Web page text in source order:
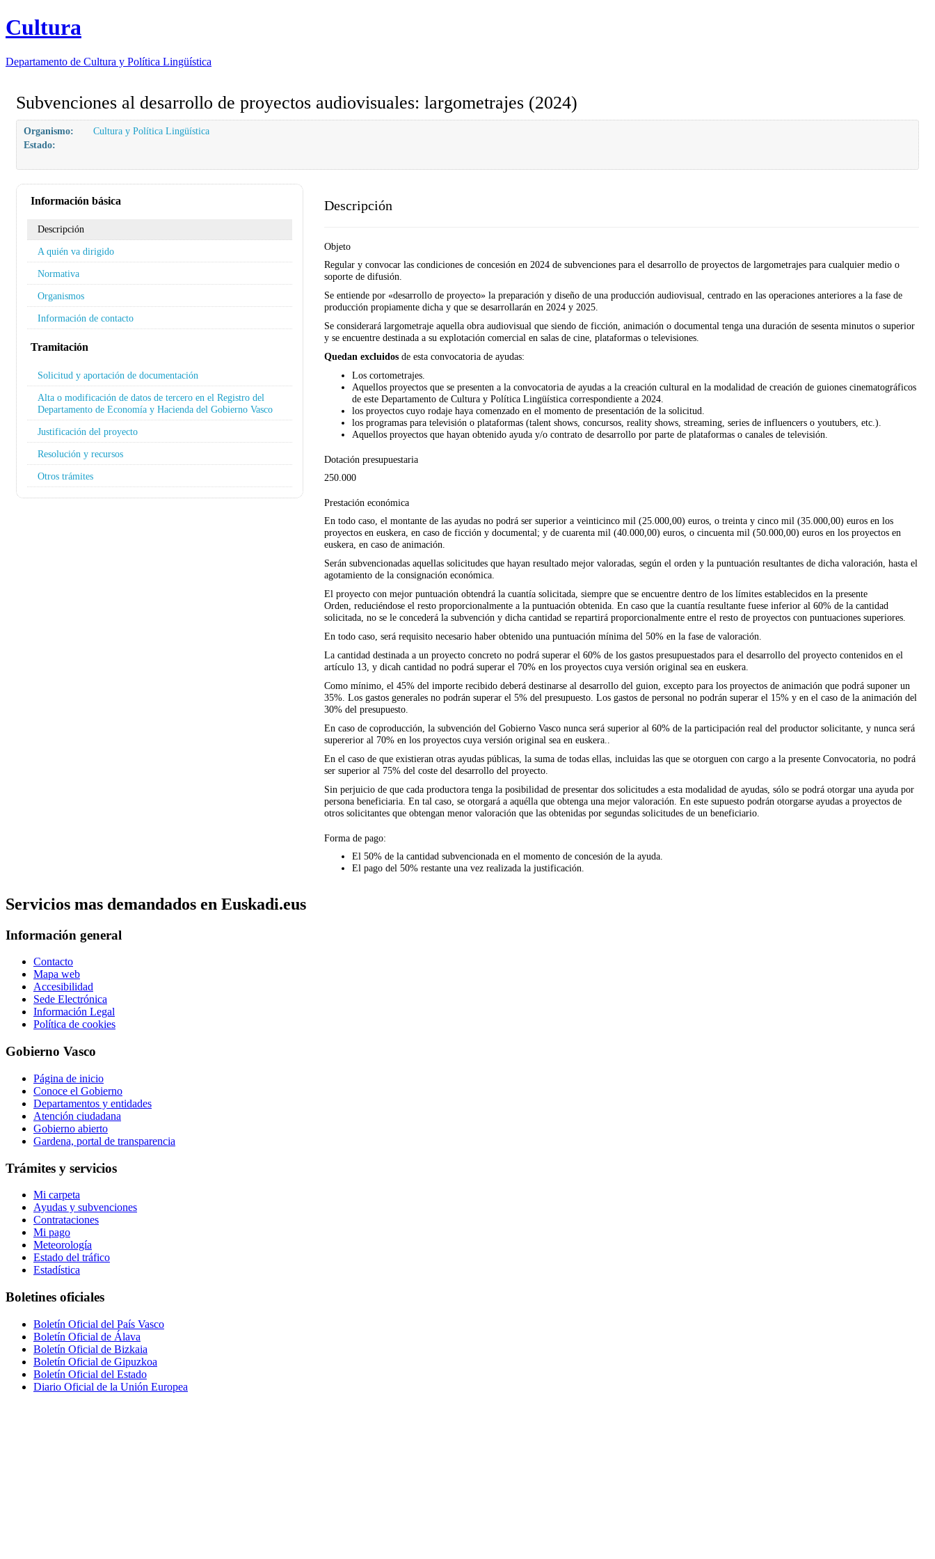
Cultura
Departamento de Cultura y Política Lingüística
Subvenciones al desarrollo de proyectos audiovisuales: largometrajes (2024)
Organismo:
Cultura y Política Lingüística
Estado:
Información básica
Descripción
A quién va dirigido
Normativa
Organismos
Información de contacto
Tramitación
Solicitud y aportación de documentación
Alta o modificación de datos de tercero en el Registro del
Departamento de Economía y Hacienda del Gobierno Vasco
Justificación del proyecto
Resolución y recursos
Otros trámites
Descripción
Objeto
Regular y convocar las condiciones de concesión en 2024 de subvenciones para el desarrollo de proyectos de largometrajes para cualquier medio o
soporte de difusión.
Se entiende por «desarrollo de proyecto» la preparación y diseño de una producción audiovisual, centrado en las operaciones anteriores a la fase de
producción propiamente dicha y que se desarrollarán en 2024 y 2025.
Se considerará largometraje aquella obra audiovisual que siendo de ficción, animación o documental tenga una duración de sesenta minutos o superior
y se encuentre destinada a su explotación comercial en salas de cine, plataformas o televisiones.
Quedan excluidosde esta convocatoria de ayudas:
Los cortometrajes.
Aquellos proyectos que se presenten a la convocatoria de ayudas a la creación cultural en la modalidad de creación de guiones cinematográficos
de este Departamento de Cultura y Política Lingüística correspondiente a 2024.
los proyectos cuyo rodaje haya comenzado en el momento de presentación de la solicitud.
los programas para televisión o plataformas (talent shows, concursos, reality shows, streaming, series de influencers o youtubers, etc.).
Aquellos proyectos que hayan obtenido ayuda y/o contrato de desarrollo por parte de plataformas o canales de televisión.
Dotación presupuestaria
250.000
Prestación económica
En todo caso, el montante de las ayudas no podrá ser superior a veinticinco mil (25.000,00) euros, o treinta y cinco mil (35.000,00) euros en los
proyectos en euskera, en caso de ficción y documental; y de cuarenta mil (40.000,00) euros, o cincuenta mil (50.000,00) euros en los proyectos en
euskera, en caso de animación.
Serán subvencionadas aquellas solicitudes que hayan resultado mejor valoradas, según el orden y la puntuación resultantes de dicha valoración, hasta el
agotamiento de la consignación económica.
El proyecto con mejor puntuación obtendrá la cuantía solicitada, siempre que se encuentre dentro de los límites establecidos en la presente
Orden, reduciéndose el resto proporcionalmente a la puntuación obtenida. En caso que la cuantía resultante fuese inferior al 60% de la cantidad
solicitada, no se le concederá la subvención y dicha cantidad se repartirá proporcionalmente entre el resto de proyectos con puntuaciones superiores.
En todo caso, será requisito necesario haber obtenido una puntuación mínima del 50% en la fase de valoración.
La cantidad destinada a un proyecto concreto no podrá superar el 60% de los gastos presupuestados para el desarrollo del proyecto contenidos en el
artículo 13, y dicah cantidad no podrá superar el 70% en los proyectos cuya versión original sea en euskera.
Como mínimo, el 45% del importe recibido deberá destinarse al desarrollo del guion, excepto para los proyectos de animación que podrá suponer un
35%. Los gastos generales no podrán superar el 5% del presupuesto. Los gastos de personal no podrán superar el 15% y en el caso de la animación del
30% del presupuesto.
En caso de coproducción, la subvención del Gobierno Vasco nunca será superior al 60% de la participación real del productor solicitante, y nunca será
supererior al 70% en los proyectos cuya versión original sea en euskera..
En el caso de que existieran otras ayudas públicas, la suma de todas ellas, incluidas las que se otorguen con cargo a la presente Convocatoria, no podrá
ser superior al 75% del coste del desarrollo del proyecto.
Sin perjuicio de que cada productora tenga la posibilidad de presentar dos solicitudes a esta modalidad de ayudas, sólo se podrá otorgar una ayuda por
persona beneficiaria. En tal caso, se otorgará a aquélla que obtenga una mejor valoración. En este supuesto podrán otorgarse ayudas a proyectos de
otros solicitantes que obtengan menor valoración que las obtenidas por segundas solicitudes de un beneficiario.
Forma de pago:
El 50% de la cantidad subvencionada en el momento de concesión de la ayuda.
El pago del 50% restante una vez realizada la justificación.
Servicios mas demandados en Euskadi.eus
Información general
Contacto
Mapa web
Accesibilidad
Sede Electrónica
Información Legal
Política de cookies
Gobierno Vasco
Página de inicio
Conoce el Gobierno
Departamentos y entidades
Atención ciudadana
Gobierno abierto
Gardena, portal de transparencia
Trámites y servicios
Mi carpeta
Ayudas y subvenciones
Contrataciones
Mi pago
Meteorología
Estado del tráfico
Estadística
Boletines oficiales
Boletín Oficial del País Vasco
Boletín Oficial de Álava
Boletín Oficial de Bizkaia
Boletín Oficial de Gipuzkoa
Boletín Oficial del Estado
Diario Oficial de la Unión Europea